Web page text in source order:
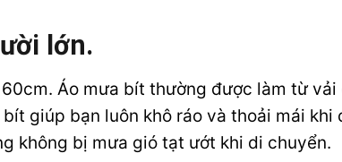
lớn.
Áo mưa bít thường được làm từ
giúp bạn luôn khô ráo và thoải mái
không bị mưa gió tạt ướt khi di chuyển.